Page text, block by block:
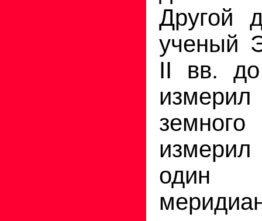
Другой
ученый
II вв.
один